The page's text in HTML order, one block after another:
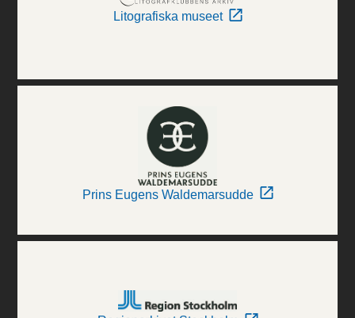
Litografiska museet
Prins Eugens Waldemarsudde